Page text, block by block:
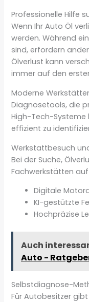
Professionelle Hilfe
Wenn Ihr Auto Öl
werden. Während
sind, erfordern
Ölverlust kann
immer auf den
Moderne
Diagnosetools, die
High-Tech-Systeme
effizient zu
Werkstattbesuch
Bei der Suche,
Fachwerkstätten
Digitale
KI-gestützte
Hochpräzise
Auch
Auto -
Selbstdiagnose-
Für Autobesitzer